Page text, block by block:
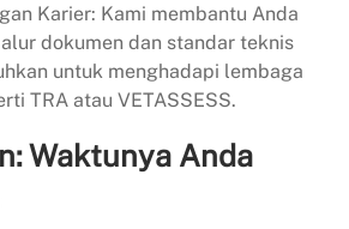
Karier: Kami membantu Anda
dokumen dan standar teknis
untuk menghadapi lembaga
TRA atau VETASSESS.
Waktunya Anda